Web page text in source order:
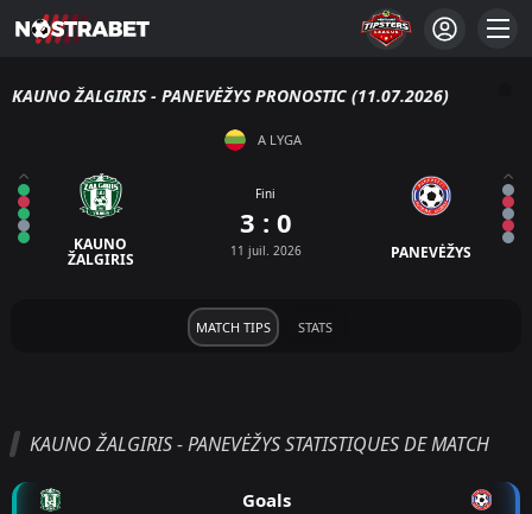
KAUNO ŽALGIRIS - PANEVĖŽYS PRONOSTIC (11.07.2026)
A LYGA
KAUNO
ŽALGIRIS
Fini
3 : 0
11 juil. 2026 PANEVĖŽYS
MATCH TIPS STATS
KAUNO ŽALGIRIS - PANEVĖŽYS STATISTIQUES DE MATCH
Goals